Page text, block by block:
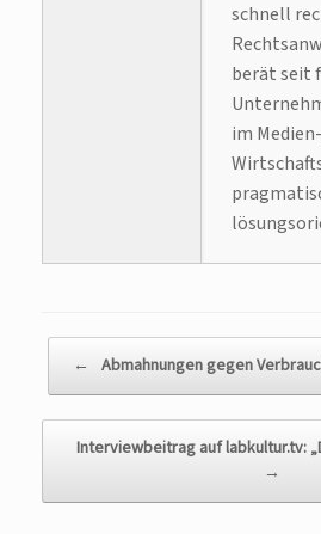
schnell
berät seit
im
← Abmahnungen gegen
Interviewbeitrag auf labkultur.tv:
→